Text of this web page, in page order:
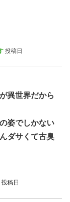
投稿日
異世界だから
姿でしかない
ダサくて古臭
投稿日